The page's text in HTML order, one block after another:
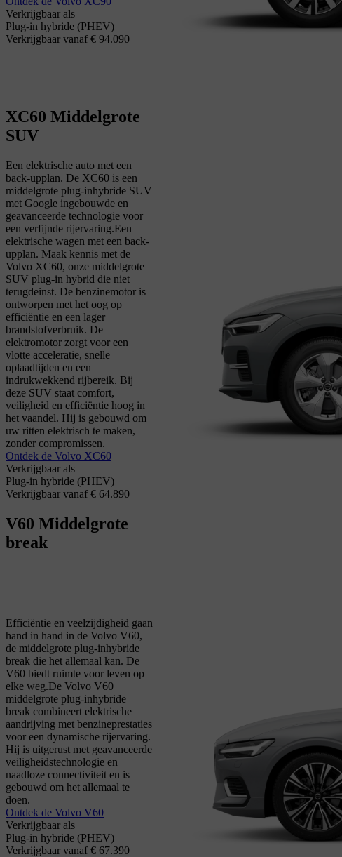
Verkrijgbaar als
Plug-in hybride (PHEV)
Verkrijgbaar vanaf € 94.090
XC60 Middelgrote
SUV
Een elektrische auto met een
back-upplan. De XC60 is een
middelgrote plug-inhybride SUV
met Google ingebouwde en
geavanceerde technologie voor
een verfijnde rijervaring.Een
elektrische wagen met een back-
upplan. Maak kennis met de
Volvo XC60, onze middelgrote
SUV plug-in hybrid die niet
terugdeinst. De benzinemotor is
ontworpen met het oog op
efficiëntie en een lager
brandstofverbruik. De
elektromotor zorgt voor een
vlotte acceleratie, snelle
oplaadtijden en een
indrukwekkend rijbereik. Bij
deze SUV staat comfort,
veiligheid en efficiëntie hoog in
het vaandel. Hij is gebouwd om
uw ritten elektrisch te maken,
zonder compromissen.
Ontdek de Volvo XC60
Verkrijgbaar als
Plug-in hybride (PHEV)
Verkrijgbaar vanaf € 64.890
V60 Middelgrote
break
Efficiëntie en veelzijdigheid gaan
hand in hand in de Volvo V60,
de middelgrote plug-inhybride
break die het allemaal kan. De
V60 biedt ruimte voor leven op
elke weg.De Volvo V60
middelgrote plug-inhybride
break combineert elektrische
aandrijving met benzineprestaties
voor een dynamische rijervaring.
Hij is uitgerust met geavanceerde
veiligheidstechnologie en
naadloze connectiviteit en is
gebouwd om het allemaal te
doen.
Ontdek de Volvo V60
Verkrijgbaar als
Plug-in hybride (PHEV)
Verkrijgbaar vanaf € 67.390